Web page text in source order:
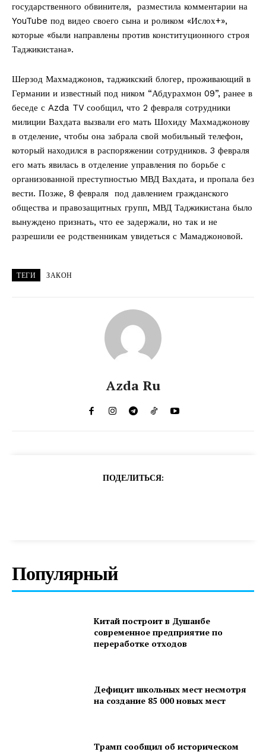
государственного обвинителя, разместила комментарии на
YouTube под видео своего сына и роликом «Ислох+»,
которые «были направлены против конституционного строя
Таджикистана».
Шерзод Махмаджонов, таджикский блогер, проживающий в
Германии и известный под ником “Абдурахмон 09”, ранее в
беседе с Azda TV сообщил, что 2 февраля сотрудники
милиции Вахдата вызвали его мать Шохиду Махмаджонову
в отделение, чтобы она забрала свой мобильный телефон,
который находился в распоряжении сотрудников. 3 февраля
его мать явилась в отделение управления по борьбе с
организованной преступностью МВД Вахдата, и пропала без
вести. Позже, 8 февраля под давлением гражданского
общества и правозащитных групп, МВД Таджикистана было
вынуждено признать, что ее задержали, но так и не
разрешили ее родственникам увидеться с Мамаджоновой.
ТЕГИ ЗАКОН
Azda Ru
ПОДЕЛИТЬСЯ:
Популярный
Китай построит в Душанбе
современное предприятие по
переработке отходов
Дефицит школьных мест несмотря
на создание 85 000 новых мест
Трамп сообщил об историческом